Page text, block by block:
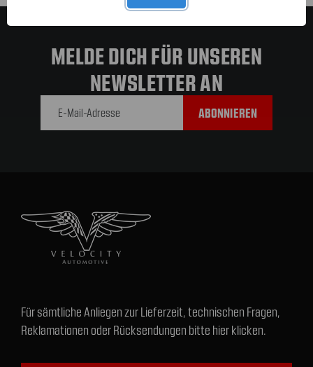
MELDE DICH FÜR UNSEREN
NEWSLETTER AN
Für sämtliche Anliegen zur Lieferzeit, technischen Fragen,
Reklamationen oder Rücksendungen bitte hier klicken.